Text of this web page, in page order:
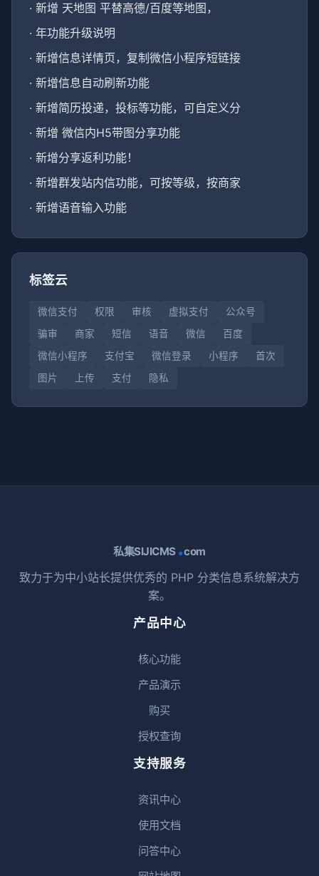
· 新增 天地图 平替高德/百度等地图，
· 年功能升级说明
· 新增信息详情页，复制微信小程序短链接
· 新增信息自动刷新功能
· 新增简历投递，投标等功能，可自定义分
· 新增 微信内H5带图分享功能
· 新增分享返利功能！
· 新增群发站内信功能，可按等级，按商家
· 新增语音输入功能
标签云
微信支付 权限 审核 虚拟支付
公众号
骗审
商家 短信 语音 微信
百度
微信小程序
支付宝 微信登录 小程序
首次
图片
上传 支付 隐私
私集SIJICMS .com
致力于为中小站长提供优秀的 PHP 分类信息系统解决方
案。
产品中心
核心功能
产品演示
购买
授权查询
支持服务
资讯中心
使用文档
问答中心